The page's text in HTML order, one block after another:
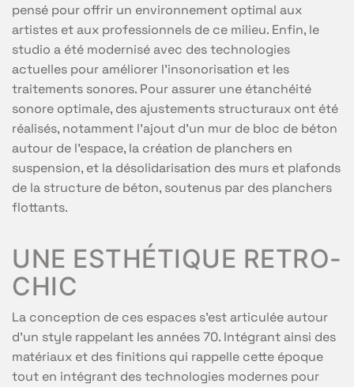
pensé pour offrir un environnement optimal aux
artistes et aux professionnels de ce milieu. Enfin, le
studio a été modernisé avec des technologies
actuelles pour améliorer l’insonorisation et les
traitements sonores. Pour assurer une étanchéité
sonore optimale, des ajustements structuraux ont été
réalisés, notamment l’ajout d’un mur de bloc de béton
autour de l’espace, la création de planchers en
suspension, et la désolidarisation des murs et plafonds
de la structure de béton, soutenus par des planchers
flottants.
UNE ESTHÉTIQUE RETRO-
CHIC
La conception de ces espaces s’est articulée autour
d’un style rappelant les années 70. Intégrant ainsi des
matériaux et des finitions qui rappelle cette époque
tout en intégrant des technologies modernes pour